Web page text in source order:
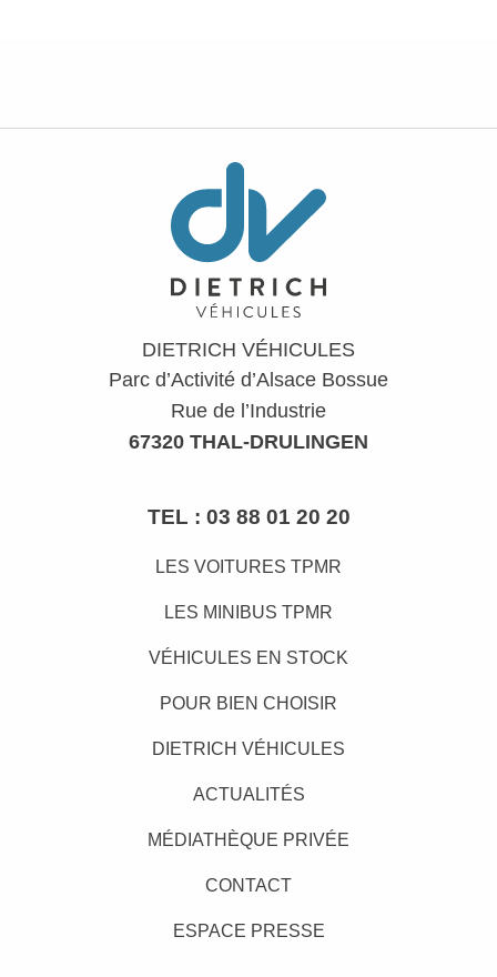
DIETRICH VÉHICULES
Parc d’Activité d’Alsace Bossue
Rue de l’Industrie
67320 THAL-DRULINGEN
TEL : 03 88 01 20 20
LES VOITURES TPMR
LES MINIBUS TPMR
VÉHICULES EN STOCK
POUR BIEN CHOISIR
DIETRICH VÉHICULES
ACTUALITÉS
MÉDIATHÈQUE PRIVÉE
CONTACT
ESPACE PRESSE